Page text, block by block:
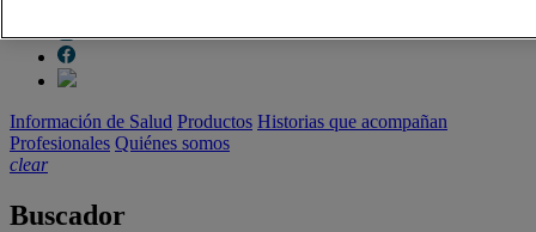
Información de Salud Productos Historias que acompañan
Profesionales Quiénes somos
clear
Buscador